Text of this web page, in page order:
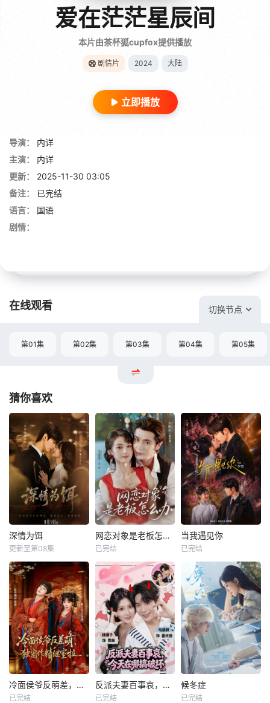
爱在茫茫星辰间
本片由茶杯狐cupfox提供播放
剧情片 2024 大陆
立即播放
导演：
内详
主演：
内详
更新：
2025-11-30 03:05
备注：
已完结
语言：
国语
剧情：
在线观看 切换节点
第01集 第02集 第03集 第04集 第05集
猜你喜欢
深情为饵
更新至第08集
网恋对象是老板怎么办
已完结
当我遇见你
已完结
冷面侯爷反萌差，独宠作精继室啦
已完结
反派夫妻百事哀，今天在哪搞破坏
已完结
候冬症
已完结